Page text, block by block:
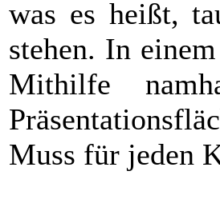
was es heißt,
stehen. In
Mithilfe
Muss für jeden